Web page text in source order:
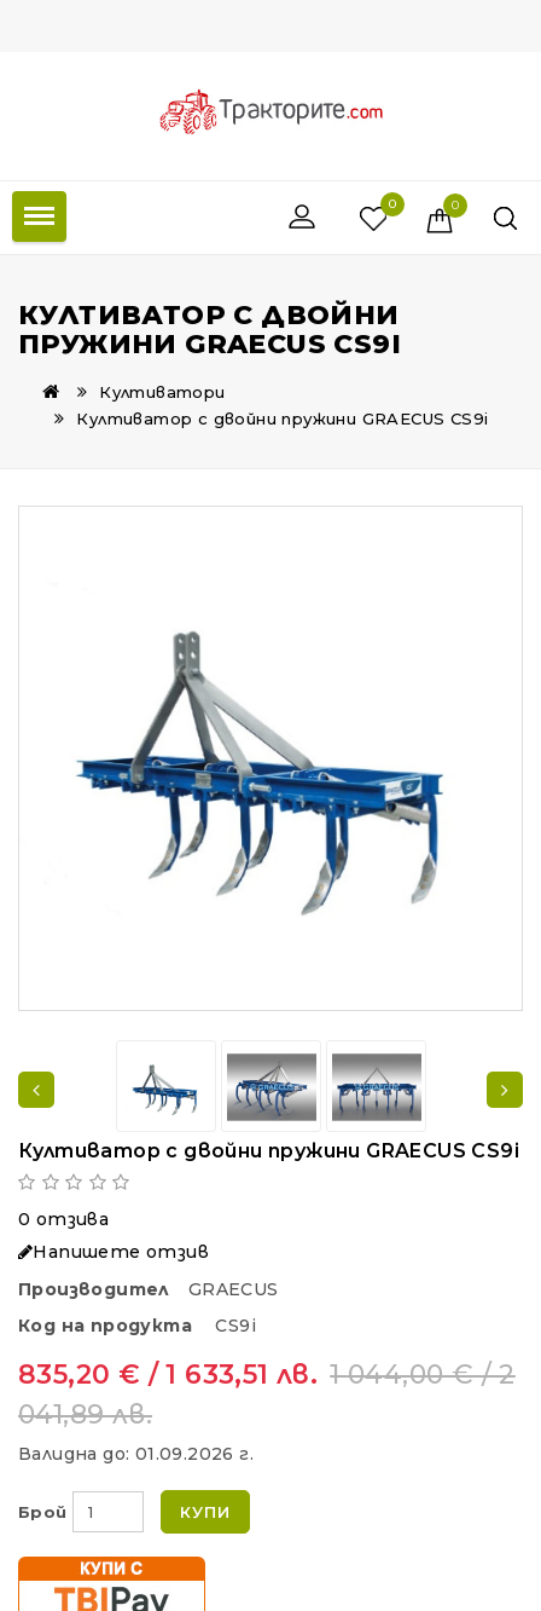
0 0
КУЛТИВАТОР С ДВОЙНИ
ПРУЖИНИ GRAECUS CS9I
Култиватори
Култиватор с двойни пружини GRAECUS CS9i
Култиватор с двойни пружини GRAECUS CS9i
0 отзива
Напишете отзив
Производител
GRAECUS
Код на продукта
CS9i
835,20 € / 1 633,51 лв. 1 044,00 € / 2
041,89 лв.
Валидна до: 01.09.2026 г.
Брой КУПИ